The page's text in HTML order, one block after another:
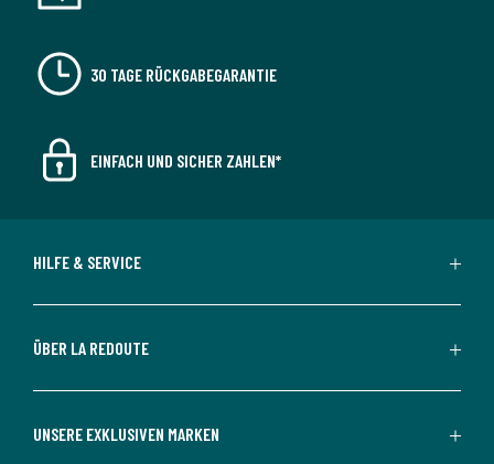
30 TAGE RÜCKGABEGARANTIE
EINFACH UND SICHER ZAHLEN*
HILFE & SERVICE
ÜBER LA REDOUTE
UNSERE EXKLUSIVEN MARKEN